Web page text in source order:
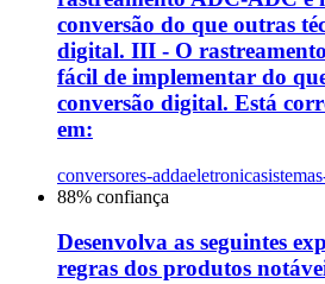
conversão do que outras
digital. III - O
fácil de implementar do
conversão digital. Está
em:
conversores-addaeletronica
88% confiança
Desenvolva as seguintes
regras dos produtos